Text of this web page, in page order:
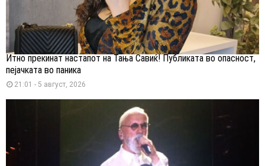
Итно прекинат настапот на Тања Савиќ! Публиката во опасност,
пејачката во паника
21:01 - 5 август, 2026